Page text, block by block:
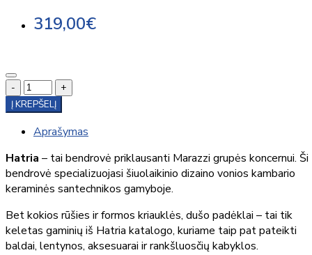
319,00€
-
+
Į KREPŠELĮ
Aprašymas
Hatria – tai bendrovė priklausanti Marazzi grupės koncernui. Ši
bendrovė specializuojasi šiuolaikinio dizaino vonios kambario
keraminės santechnikos gamyboje.
Bet kokios rūšies ir formos kriauklės, dušo padėklai – tai tik
keletas gaminių iš Hatria katalogo, kuriame taip pat pateikti
baldai, lentynos, aksesuarai ir rankšluosčių kabyklos.